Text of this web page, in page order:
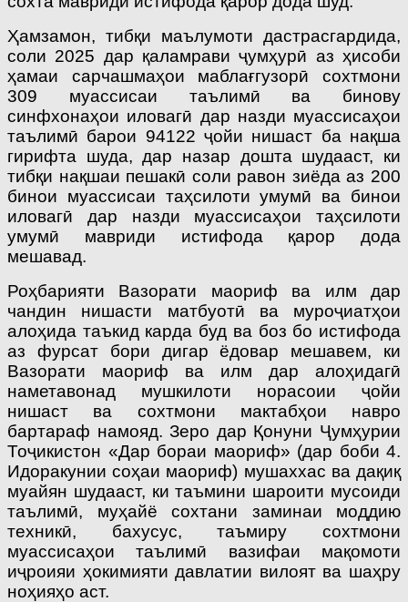
Ҳамзамон, тибқи маълумоти дастрасгардида,
соли 2025 дар қаламрави ҷумҳурӣ аз ҳисоби
ҳамаи сарчашмаҳои маблағгузорӣ сохтмони
309 муассисаи таълимӣ ва бинову
синфхонаҳои иловагӣ дар назди муассисаҳои
таълимӣ барои 94122 ҷойи нишаст ба нақша
гирифта шуда, дар назар дошта шудааст, ки
тибқи нақшаи пешакӣ соли равон зиёда аз 200
бинои муассисаи таҳсилоти умумӣ ва бинои
иловагӣ дар назди муассисаҳои таҳсилоти
умумӣ мавриди истифода қарор дода
мешавад.
Роҳбарияти Вазорати маориф ва илм дар
чандин нишасти матбуотӣ ва муроҷиатҳои
алоҳида таъкид карда буд ва боз бо истифода
аз фурсат бори дигар ёдовар мешавем, ки
Вазорати маориф ва илм дар алоҳидагӣ
наметавонад мушкилоти норасоии ҷойи
нишаст ва сохтмони мактабҳои навро
бартараф намояд. Зеро дар Қонуни Ҷумҳурии
Тоҷикистон «Дар бораи маориф» (дар боби 4.
Идоракунии соҳаи маориф) мушаххас ва дақиқ
муайян шудааст, ки таъмини шароити мусоиди
таълимӣ, муҳайё сохтани заминаи моддию
техникӣ, бахусус, таъмиру сохтмони
муассисаҳои таълимӣ вазифаи мақомоти
иҷроияи ҳокимияти давлатии вилоят ва шаҳру
ноҳияҳо аст.